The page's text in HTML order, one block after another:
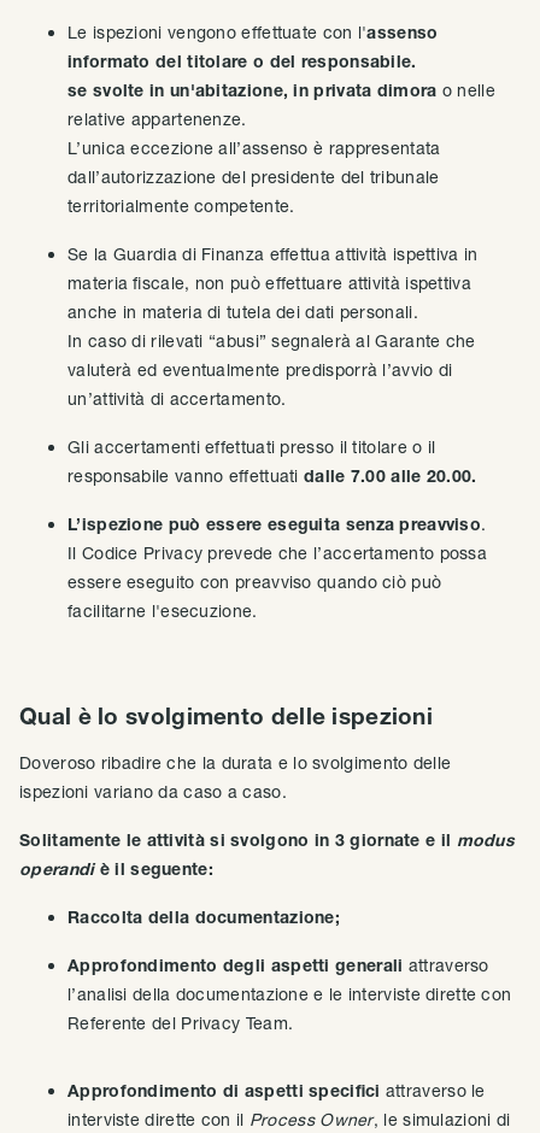
Le ispezioni vengono effettuate con l'assenso
informato del titolare o del responsabile.
se svolte in un'abitazione, in privata dimora o nelle
relative appartenenze.
L’unica eccezione all’assenso è rappresentata
dall’autorizzazione del presidente del tribunale
territorialmente competente.
Se la Guardia di Finanza effettua attività ispettiva in
materia fiscale, non può effettuare attività ispettiva
anche in materia di tutela dei dati personali.
In caso di rilevati “abusi” segnalerà al Garante che
valuterà ed eventualmente predisporrà l’avvio di
un’attività di accertamento.
Gli accertamenti effettuati presso il titolare o il
responsabile vanno effettuatidalle 7.00 alle 20.00.
L’ispezione può essere eseguita senza preavviso.
Il Codice Privacy prevede che l’accertamento possa
essere eseguito con preavviso quando ciò può
facilitarne l'esecuzione.
Qual è lo svolgimento delle ispezioni
Doveroso ribadire che la durata e lo svolgimento delle
ispezioni variano da caso a caso.
Solitamente le attività si svolgono in 3 giornate e il modus
operandiè il seguente:
Raccolta della documentazione;
Approfondimento degli aspetti generali attraverso
l’analisi della documentazione e le interviste dirette con
Referente del Privacy Team.
Approfondimento di aspetti specifici attraverso le
interviste dirette con il Process Owner, le simulazioni di